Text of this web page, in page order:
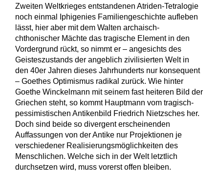
Zweiten Weltkrieges entstandenen Atriden-Tetralogie
noch einmal Iphigenies Familiengeschichte aufleben
lässt, hier aber mit dem Walten archaisch-
chthonischer Mächte das tragische Element in den
Vordergrund rückt, so nimmt er – angesichts des
Geisteszustands der angeblich zivilisierten Welt in
den 40er Jahren dieses Jahrhunderts nur konsequent
– Goethes Optimismus radikal zurück. Wie hinter
Goethe Winckelmann mit seinem fast heiteren Bild der
Griechen steht, so kommt Hauptmann vom tragisch-
pessimistischen Antikenbild Friedrich Nietzsches her.
Doch sind beide so divergent erscheinenden
Auffassungen von der Antike nur Projektionen je
verschiedener Realisierungsmöglichkeiten des
Menschlichen. Welche sich in der Welt letztlich
durchsetzen wird, muss vorerst offen bleiben.